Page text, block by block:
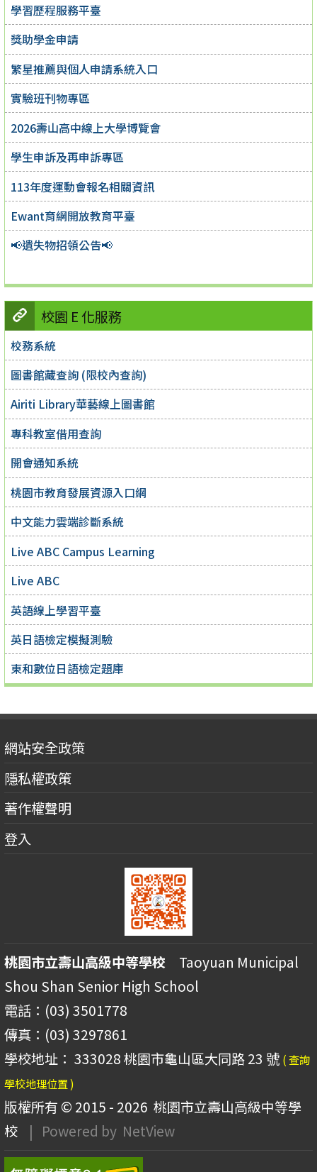
學習歷程服務平臺
獎助學金申請
繁星推薦與個人申請系統入口
實驗班刊物專區
2026壽山高中線上大學博覽會
學生申訴及再申訴專區
113年度運動會報名相關資訊
Ewant育網開放教育平臺
📢遺失物招領公告📢
校園 E 化服務
校務系統
圖書館藏查詢 (限校內查詢)
Airiti Library華藝線上圖書館
專科教室借用查詢
開會通知系統
桃園市教育發展資源入口網
中文能力雲端診斷系統
Live ABC Campus Learning
Live ABC
英語線上學習平臺
英日語檢定模擬測驗
東和數位日語檢定題庫
網站安全政策
隱私權政策
著作權聲明
登入
桃園市立壽山高級中等學校 Taoyuan Municipal
Shou Shan Senior High School
電話：(03) 3501778
傳真：(03) 3297861
學校地址： 333028 桃園市龜山區大同路 23 號 ( 查詢
學校地理位置 )
版權所有 © 2015 - 2026 桃園市立壽山高級中等學
校
| Powered by NetView